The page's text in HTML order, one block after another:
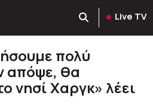
Live TV
πολύ
απόψε, θα
νησί Χαργκ» λέει